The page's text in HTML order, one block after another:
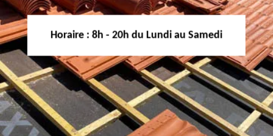
Horaire : 8h - 20h du Lundi au Samedi